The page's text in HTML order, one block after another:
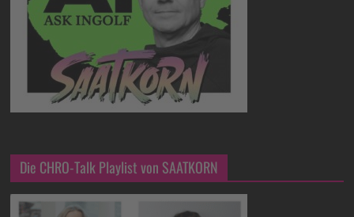
Die CHRO-Talk Playlist von SAATKORN